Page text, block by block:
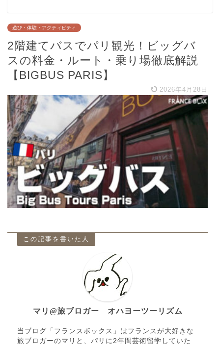
遊び・体験・アクティビティ
2階建てバスでパリ観光！ビッグバ
スの料金・ルート・乗り場徹底解説
【BIGBUS PARIS】
2026年4月28日
この記事を書いた人
マリ@旅ブロガー オハヨーツーリズム
当ブログ「フランスボックス」はフランスが大好きな
旅ブロガーのマリと、パリに2年間芸術留学していた